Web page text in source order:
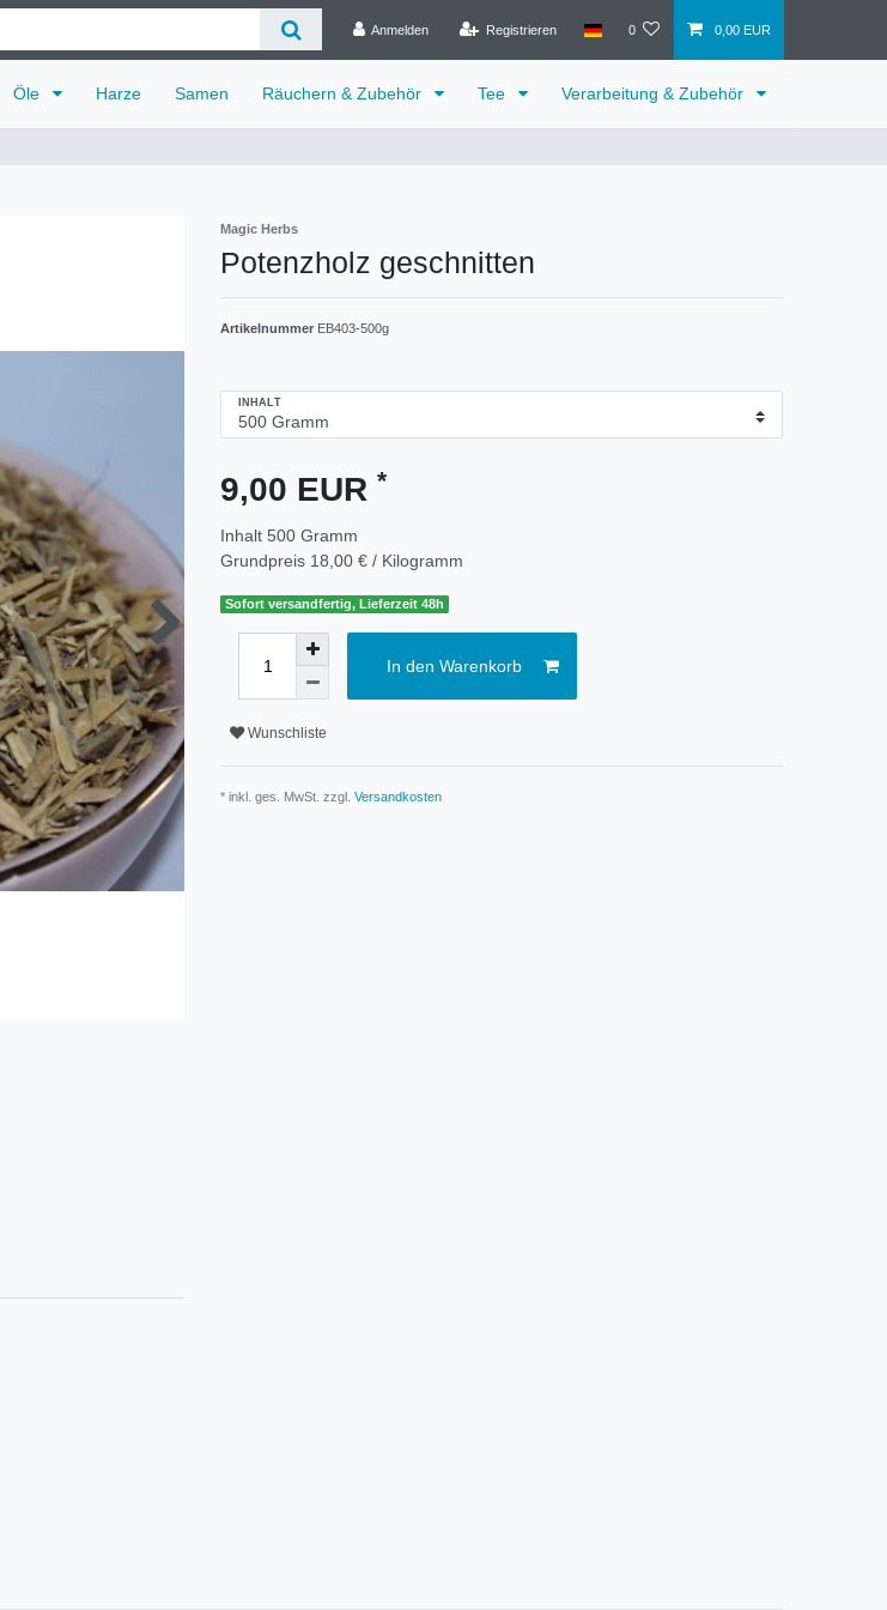
Anmelden Registrieren 0 0,00 EUR
Öle Harze Samen Räuchern & Zubehör Tee Verarbeitung & Zubehör
Magic Herbs
Potenzholz geschnitten
Artikelnummer EB403-500g
INHALT
9,00 EUR *
Inhalt 500 Gramm
Grundpreis 18,00 € / Kilogramm
Sofort versandfertig, Lieferzeit 48h
In den Warenkorb
Wunschliste
* inkl. ges. MwSt. zzgl. Versandkosten